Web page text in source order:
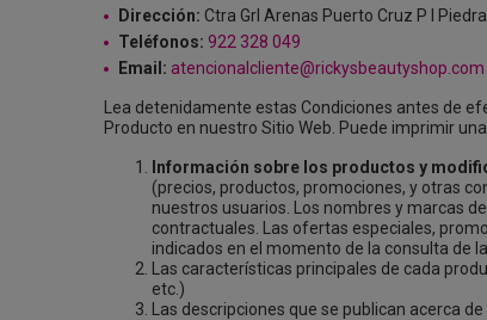
Dirección: Ctra Grl Arenas Puerto Cruz P I
Teléfonos: 922 328 049
Email: atencionalcliente@rickysbeautyshop.com
Lea detenidamente estas Condiciones antes de
Producto en nuestro Sitio Web. Puede imprimir
Información sobre los productos y
(precios, productos, promociones, y otras
nuestros usuarios. Los nombres y marcas
contractuales. Las ofertas especiales,
indicados en el momento de la consulta de
Las características principales de cada
etc.)
Las descripciones que se publican acerca